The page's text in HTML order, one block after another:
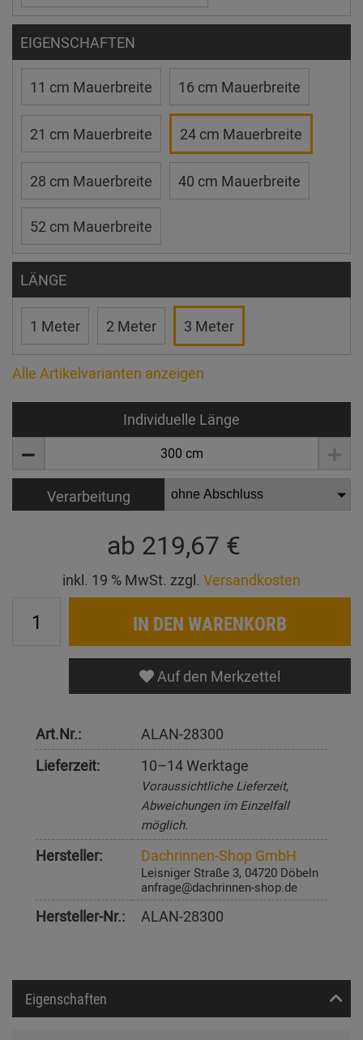
EIGENSCHAFTEN
11 cm Mauerbreite 16 cm Mauerbreite
21 cm Mauerbreite 24 cm Mauerbreite
28 cm Mauerbreite 40 cm Mauerbreite
52 cm Mauerbreite
LÄNGE
1 Meter 2 Meter 3 Meter
Alle Artikelvarianten anzeigen
Individuelle Länge
Verarbeitung
ab 219,67 €
inkl. 19 % MwSt. zzgl. Versandkosten
IN DEN WARENKORB
Auf den Merkzettel
Art.Nr.:
ALAN-28300
Lieferzeit:
10–14 Werktage
Voraussichtliche Lieferzeit,
Abweichungen im Einzelfall
möglich.
Hersteller: Dachrinnen-Shop GmbH
Leisniger Straße 3, 04720 Döbeln
anfrage@dachrinnen-shop.de
Hersteller-Nr.: ALAN-28300
Eigenschaften